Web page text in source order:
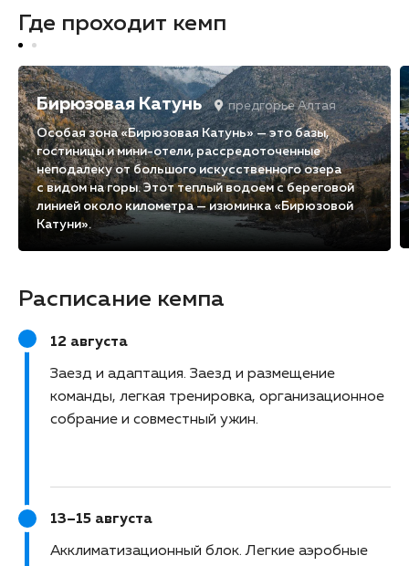
Где проходит кемп
Бирюзовая Катунь предгорье Алтая
Особая зона «Бирюзовая Катунь» — это базы,
гостиницы и мини-отели, рассредоточенные
неподалеку от большого искусственного озера
с видом на горы. Этот теплый водоем с береговой
линией около километра — изюминка «Бирюзовой
Катуни».
Расписание кемпа
12 августа
Заезд и адаптация Заезд и размещение
команды, легкая тренировка, организационное
собрание и совместный ужин.
13–15 августа
Акклиматизационный блок Легкие аэробные